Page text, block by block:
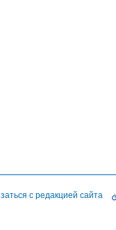
с редакцией сайта